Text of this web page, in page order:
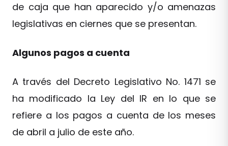
de caja que han aparecido y/o amenazas
legislativas en ciernes que se presentan.
Algunos pagos a cuenta
A través del Decreto Legislativo No. 1471 se
ha modificado la Ley del IR en lo que se
refiere a los pagos a cuenta de los meses
de abril a julio de este año.